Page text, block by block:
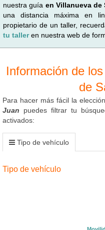
nuestra guía en Villanueva de
una distancia máxima en
propietario de un taller,
tu talleren nuestra web de
Información de
de
Para hacer más fácil la
Juan puedes filtrar tu
activados:
Tipo de vehículo
Tipo de vehículo